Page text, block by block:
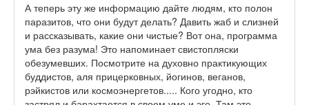
А теперь эту же информацию дайте людям, кто полон
паразитов, что они будут делать? Давить жаб и слизней
и рассказывать, какие они чистые? Вот она, программа
ума без разума! Это напоминает свистопляски
обезумевших. Посмотрите на духовно практикующих
буддистов, аля прицерковных, йогинов, веганов,
рэйкистов или космоэнергетов..... Кого угодно, кто